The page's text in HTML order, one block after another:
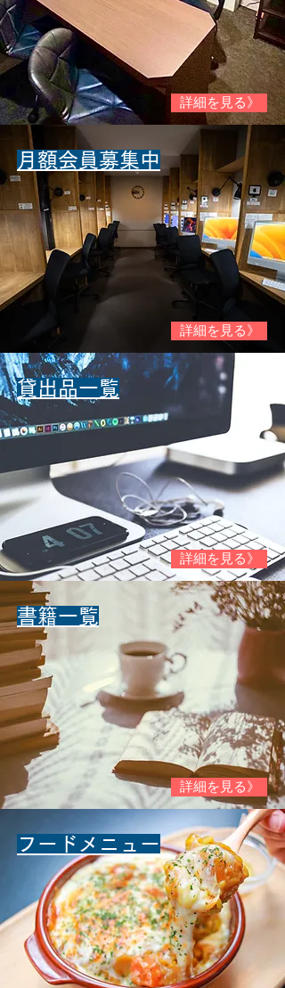
詳細を見る》
​月額会員募集中
詳細を見る》
​貸出品一覧
詳細を見る》
​書籍一覧​
詳細を見る》
​フードメニュー